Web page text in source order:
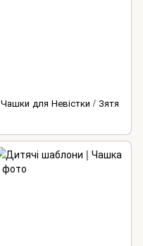
Чашки для Невістки / Зятя